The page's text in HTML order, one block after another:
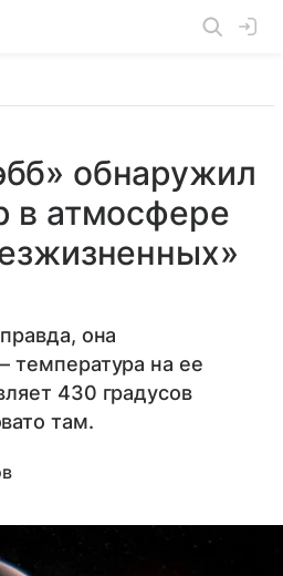
обнаружил
в атмосфере
она
температура на ее
430 градусов
там.